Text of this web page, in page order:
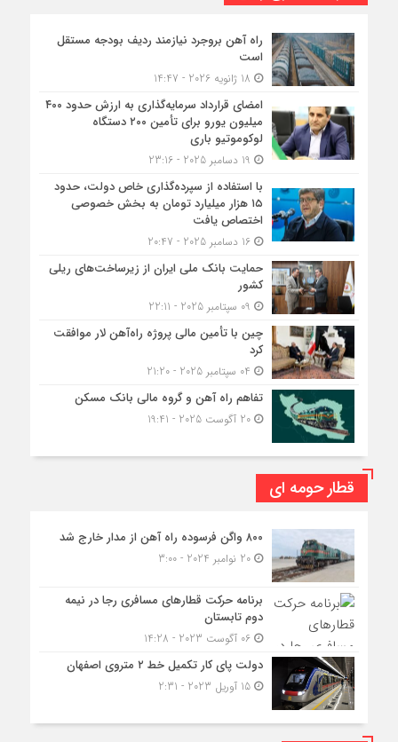
راه آهن بروجرد نیازمند ردیف بودجه مستقل
است
امضای قرارداد سرمایه‌گذاری به ارزش حدود ۴۰۰
میلیون یورو برای تأمین ۲۰۰ دستگاه
لوکوموتیو باری
با استفاده از سپرده‌گذاری خاص دولت، حدود
۱۵ هزار میلیارد تومان به بخش خصوصی
اختصاص یافت
16 دسامبر 2025 - 20:47
حمایت بانک ملی ایران از زیرساخت‌های ریلی
کشور
چین با تأمین مالی پروژه راه‌آهن لار موافقت
کرد
تفاهم راه آهن و گروه مالی بانک مسکن
20 آگوست 2025 - 19:41
قطار حومه ای
۸۰۰ واگن فرسوده راه آهن از مدار خارج شد
20 نوامبر 2024 - 3:00
برنامه حرکت قطارهای مسافری رجا در نیمه
دوم تابستان
06 آگوست 2023 - 14:28
دولت پای کار تکمیل خط ۲ متروی اصفهان
15 آوریل 2023 - 2:31